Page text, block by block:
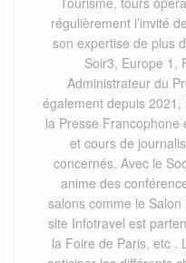
régulièrement l’invité
son expertise de plus
Soir3, Europe 1,
Administrateur du
également depuis
la Presse
et cours de
concernés. Avec le
anime des
salons comme le
site Infotravel est
la Foire de Paris, etc .